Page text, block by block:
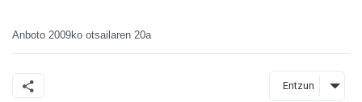
Anboto 2009ko otsailaren 20a
Entzun